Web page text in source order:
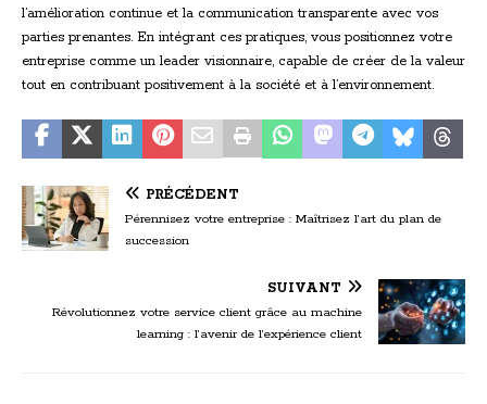
l’amélioration continue et la communication transparente avec vos
parties prenantes. En intégrant ces pratiques, vous positionnez votre
entreprise comme un leader visionnaire, capable de créer de la valeur
tout en contribuant positivement à la société et à l’environnement.
PRÉCÉDENT
Pérennisez votre entreprise : Maîtrisez l’art du plan de
succession
SUIVANT
Révolutionnez votre service client grâce au machine
learning : l’avenir de l’expérience client